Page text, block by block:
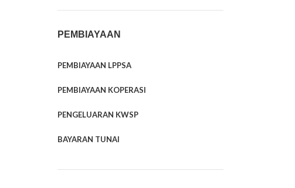
PEMBIAYAAN
PEMBIAYAAN LPPSA
PEMBIAYAAN KOPERASI
PENGELUARAN KWSP
BAYARAN TUNAI